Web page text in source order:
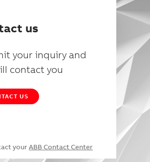
us
your inquiry and
contact you
US
your ABB Contact Center